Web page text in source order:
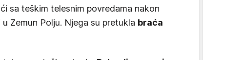
sa teškim telesnim povredama nakon
Zemun Polju. Njega su pretukla braća